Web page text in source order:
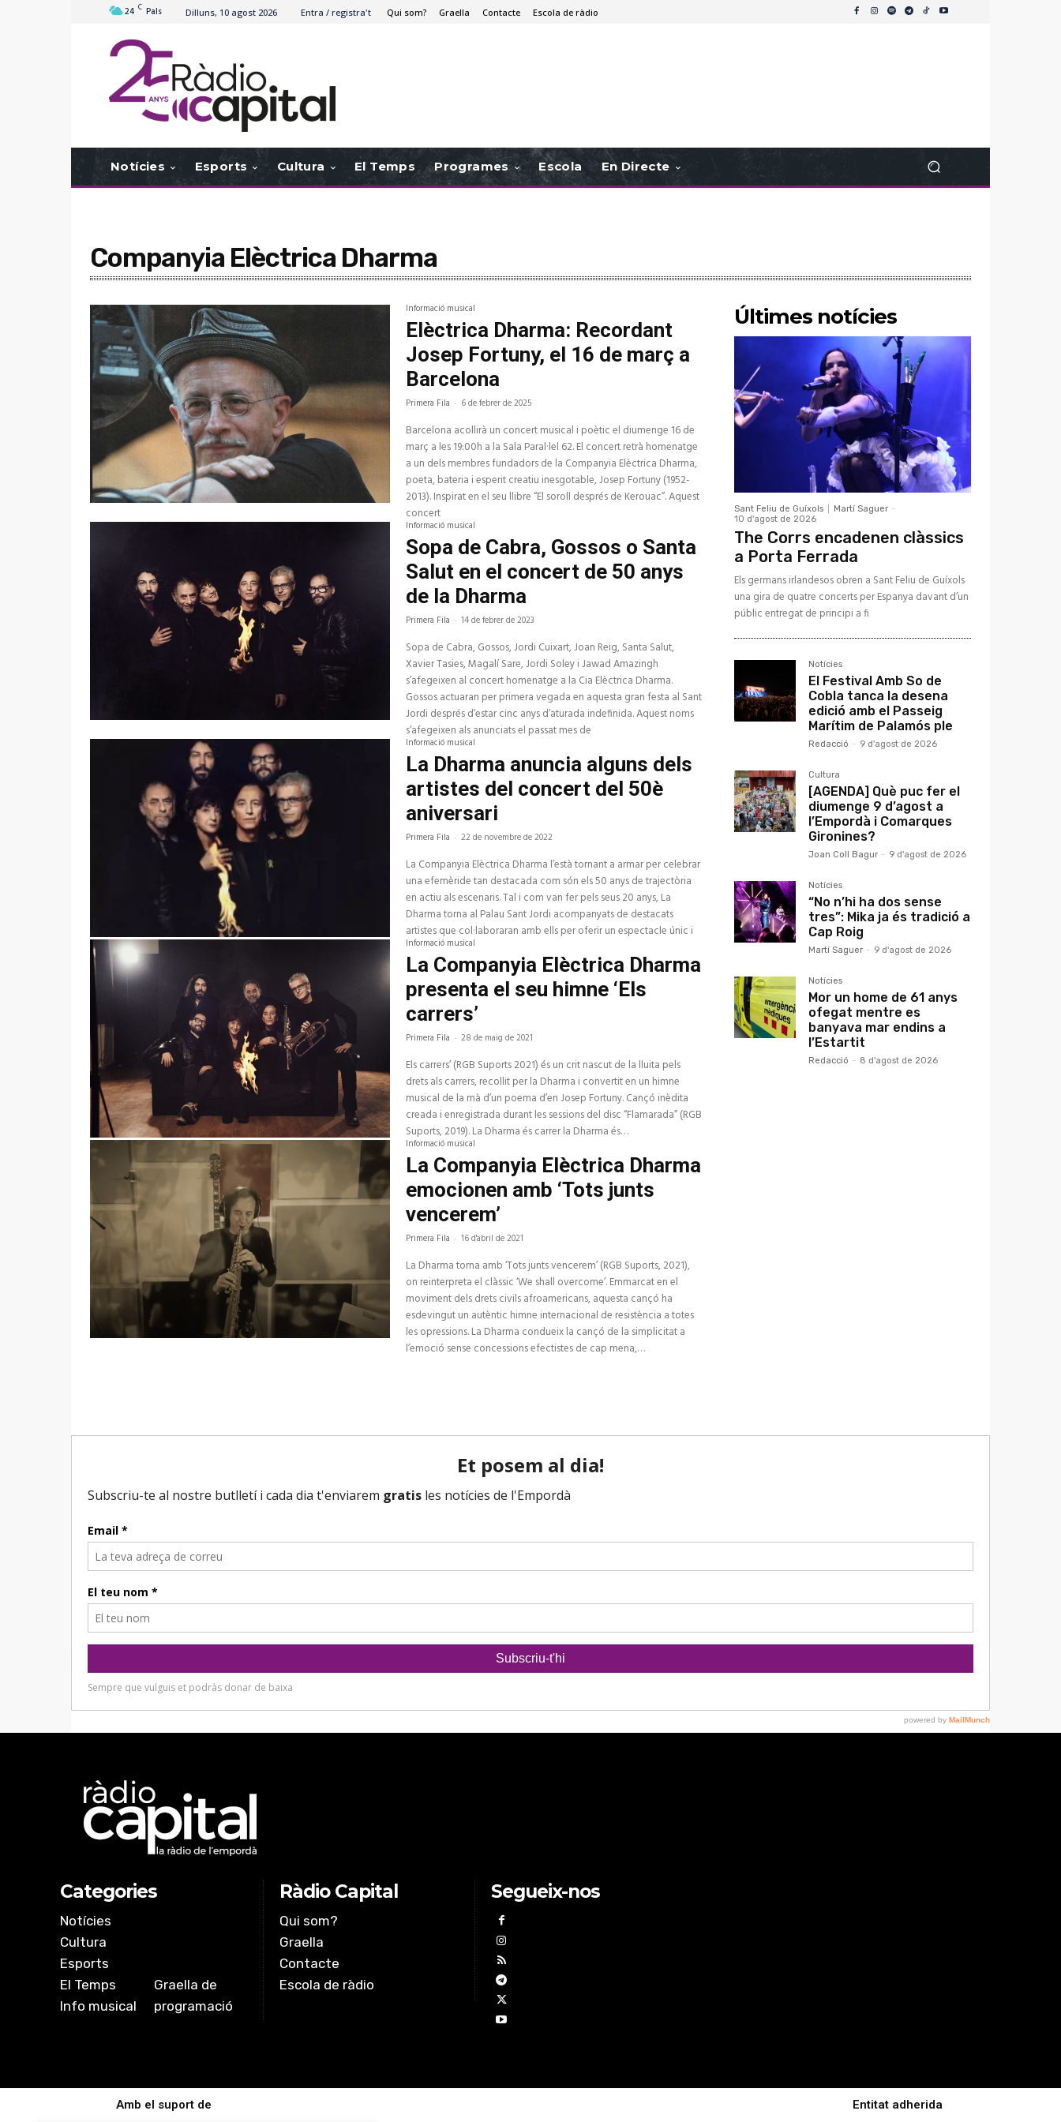
24 C Pals Dilluns, 10 agost 2026 Entra / registra't Qui som? Graella Contacte Escola de ràdio
Notícies Esports Cultura El Temps Programes Escola En Directe
Companyia Elèctrica Dharma
Informació musical
Elèctrica Dharma: Recordant
Josep Fortuny, el 16 de març a
Barcelona
Primera Fila - 6 de febrer de 2025
Barcelona acollirà un concert musical i poètic el diumenge 16 de
març a les 19:00h a la Sala Paral·lel 62. El concert retrà homenatge
a un dels membres fundadors de la Companyia Elèctrica Dharma,
poeta, bateria i esperit creatiu inesgotable, Josep Fortuny (1952-
2013). Inspirat en el seu llibre “El soroll després de Kerouac”. Aquest
concert
Informació musical
Sopa de Cabra, Gossos o Santa
Salut en el concert de 50 anys
de la Dharma
Primera Fila - 14 de febrer de 2023
Sopa de Cabra, Gossos, Jordi Cuixart, Joan Reig, Santa Salut,
Xavier Tasies, Magalí Sare, Jordi Soley i Jawad Amazingh
s’afegeixen al concert homenatge a la Cia Elèctrica Dharma.
Gossos actuaran per primera vegada en aquesta gran festa al Sant
Jordi després d’estar cinc anys d’aturada indefinida. Aquest noms
s’afegeixen als anunciats el passat mes de
Informació musical
La Dharma anuncia alguns dels
artistes del concert del 50è
aniversari
Primera Fila - 22 de novembre de 2022
La Companyia Elèctrica Dharma l’està tornant a armar per celebrar
una efemèride tan destacada com són els 50 anys de trajectòria
en actiu als escenaris. Tal i com van fer pels seus 20 anys, La
Dharma torna al Palau Sant Jordi acompanyats de destacats
artistes que col·laboraran amb ells per oferir un espectacle únic i
Informació musical
La Companyia Elèctrica Dharma
presenta el seu himne ‘Els
carrers’
Primera Fila - 28 de maig de 2021
Els carrers’ (RGB Suports 2021) és un crit nascut de la lluita pels
drets als carrers, recollit per la Dharma i convertit en un himne
musical de la mà d’un poema d’en Josep Fortuny. Cançó inèdita
creada i enregistrada durant les sessions del disc “Flamarada” (RGB
Suports, 2019). La Dharma és carrer la Dharma és…
Informació musical
La Companyia Elèctrica Dharma
emocionen amb ‘Tots junts
vencerem’
Primera Fila - 16 d'abril de 2021
La Dharma torna amb ‘Tots junts vencerem’ (RGB Suports, 2021),
on reinterpreta el clàssic ‘We shall overcome’. Emmarcat en el
moviment dels drets civils afroamericans, aquesta cançó ha
esdevingut un autèntic himne internacional de resistència a totes
les opressions. La Dharma condueix la cançó de la simplicitat a
l’emoció sense concessions efectistes de cap mena,…
Últimes notícies
Sant Feliu de Guíxols Martí Saguer -
10 d'agost de 2026
The Corrs encadenen clàssics
a Porta Ferrada
Els germans irlandesos obren a Sant Feliu de Guíxols
una gira de quatre concerts per Espanya davant d’un
públic entregat de principi a fi
Notícies
El Festival Amb So de
Cobla tanca la desena
edició amb el Passeig
Marítim de Palamós ple
Redacció - 9 d'agost de 2026
Cultura
[AGENDA] Què puc fer el
diumenge 9 d’agost a
l’Empordà i Comarques
Gironines?
Joan Coll Bagur - 9 d'agost de 2026
Notícies
“No n’hi ha dos sense
tres”: Mika ja és tradició a
Cap Roig
Martí Saguer - 9 d'agost de 2026
Notícies
Mor un home de 61 anys
ofegat mentre es
banyava mar endins a
l’Estartit
Redacció - 8 d'agost de 2026
Categories
Notícies
Cultura
Esports
El Temps
Info musical
Graella de
programació
Ràdio Capital
Qui som?
Graella
Contacte
Escola de ràdio
Segueix-nos
Amb el suport de Entitat adherida